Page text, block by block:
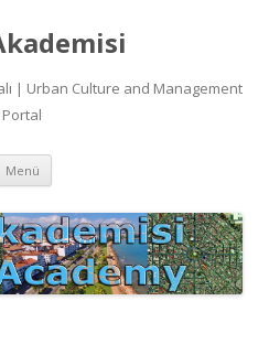
| Urban Culture and Management
Portal
Menü İçeriğe